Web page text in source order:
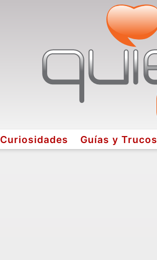
Curiosidades Guías y Trucos